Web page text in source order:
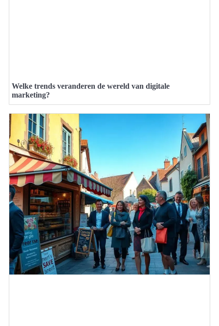
Welke trends veranderen de wereld van digitale
marketing?